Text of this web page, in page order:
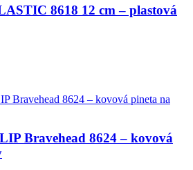
8618 12 cm – plastová
Bravehead 8624 – kovová